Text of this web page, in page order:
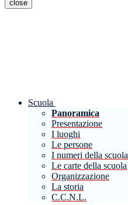
close
Scuola
Panoramica
Presentazione
I luoghi
Le persone
I numeri della scuola
Le carte della scuola
Organizzazione
La storia
C.C.N.L.